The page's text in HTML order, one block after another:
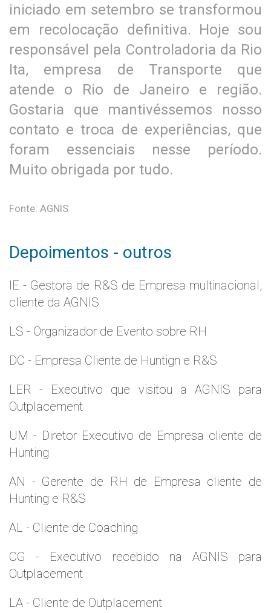
iniciado em setembro se transformou
em recolocação definitiva. Hoje sou
responsável pela Controladoria da Rio
Ita, empresa de Transporte que
atende o Rio de Janeiro e região.
Gostaria que mantivéssemos nosso
contato e troca de experiências, que
foram essenciais nesse período.
Muito obrigada por tudo.
Fonte: AGNIS
Depoimentos - outros
IE - Gestora de R&S de Empresa multinacional,
cliente da AGNIS
LS - Organizador de Evento sobre RH
DC - Empresa Cliente de Huntign e R&S
LER - Executivo que visitou a AGNIS para
Outplacement
UM - Diretor Executivo de Empresa cliente de
Hunting
AN - Gerente de RH de Empresa cliente de
Hunting e R&S
AL - Cliente de Coaching
CG - Executivo recebido na AGNIS para
Outplacement
LA - Cliente de Outplacement